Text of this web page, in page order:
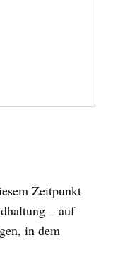
Zeitpunkt
– auf
in dem